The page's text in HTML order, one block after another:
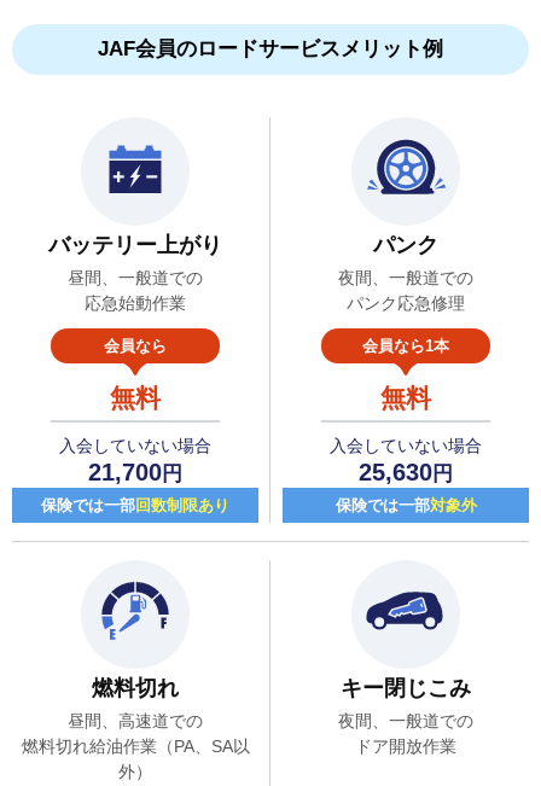
JAF会員のロードサービスメリット例
バッテリー上がり
昼間、一般道での
応急始動作業
会員なら
無料
入会していない場合
21,700円
保険では一部回数制限あり
パンク
夜間、一般道での
パンク応急修理
会員なら1本
無料
入会していない場合
25,630円
保険では一部対象外
燃料切れ
昼間、高速道での
燃料切れ給油作業（PA、SA以
外）
キー閉じこみ
夜間、一般道での
ドア開放作業